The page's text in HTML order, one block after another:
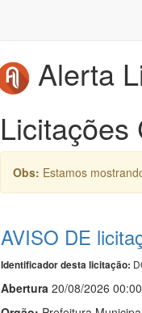
Alerta
Licitações
Obs: Estamos
AVISO DE
Identificador desta licitação:
Abertura 20/08/2026 00:00